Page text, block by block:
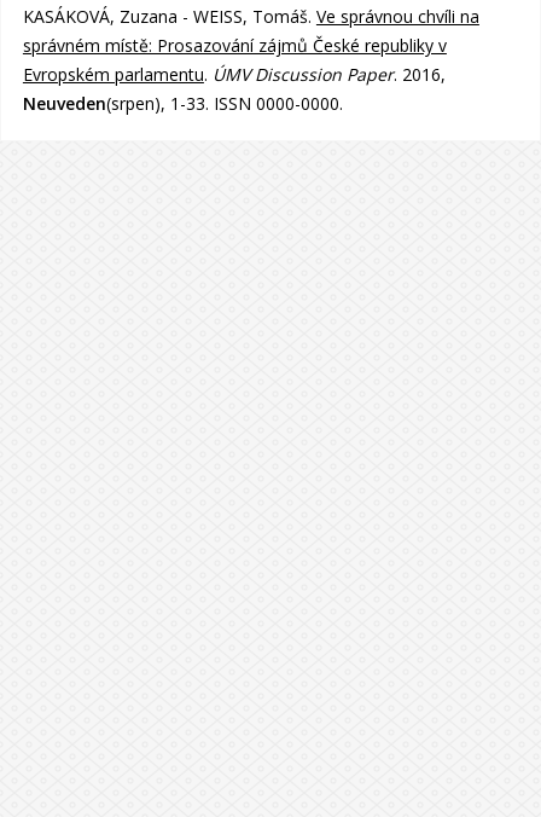
KASÁKOVÁ, Zuzana - WEISS, Tomáš. Ve správnou chvíli na
správném místě: Prosazování zájmů České republiky v
Evropském parlamentu. ÚMV Discussion Paper. 2016,
Neuveden(srpen), 1-33. ISSN 0000-0000.